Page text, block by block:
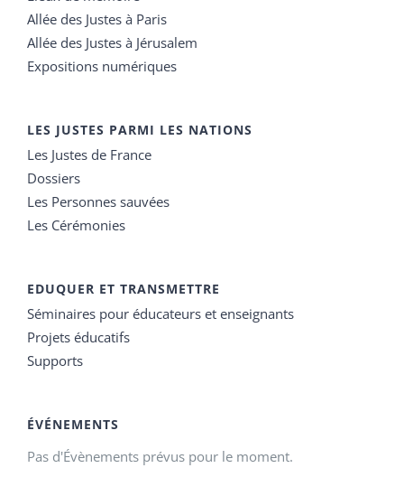
Allée des Justes à Paris
Allée des Justes à Jérusalem
Expositions numériques
LES JUSTES PARMI LES NATIONS
Les Justes de France
Dossiers
Les Personnes sauvées
Les Cérémonies
EDUQUER ET TRANSMETTRE
Séminaires pour éducateurs et enseignants
Projets éducatifs
Supports
ÉVÉNEMENTS
Pas d'Évènements prévus pour le moment.